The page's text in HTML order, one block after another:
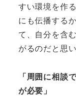
すい環境を作
にも伝播する
て、自分を含
がるのだと思い
「周囲に相談
が必要」